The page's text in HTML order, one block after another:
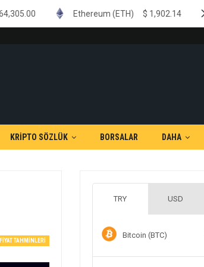
KRİPTO SÖZLÜK BORSALAR DAHA
FIYAT TAHMINLERI
TRY USD
Bitcoin (BTC)
Ethereum (ETH) $ 1,902.14 XRP (XRP)